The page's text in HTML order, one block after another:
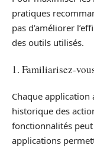
pratiques
pas d’améliorer
des outils utilisés.
1. Familiarisez-
Chaque application
historique des
fonctionnalités
applications